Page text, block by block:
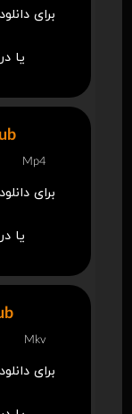
برای دانلود
یا
برای دانلود
یا
Mp4
برای دانلود
Mkv